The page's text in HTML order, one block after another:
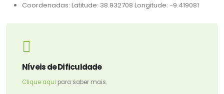
Coordenadas: Latitude: 38.932708 Longitude: -9.419081
Níveis de Dificuldade
Clique aqui para saber mais.